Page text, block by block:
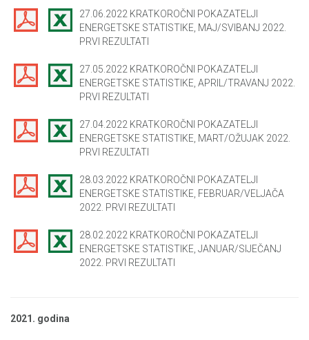
27.06.2022 KRATKOROČNI POKAZATELJI
ENERGETSKE STATISTIKE, MAJ/SVIBANJ 2022.
PRVI REZULTATI
27.05.2022 KRATKOROČNI POKAZATELJI
ENERGETSKE STATISTIKE, APRIL/TRAVANJ 2022.
PRVI REZULTATI
27.04.2022 KRATKOROČNI POKAZATELJI
ENERGETSKE STATISTIKE, MART/OŽUJAK 2022.
PRVI REZULTATI
28.03.2022 KRATKOROČNI POKAZATELJI
ENERGETSKE STATISTIKE, FEBRUAR/VELJAČA
2022. PRVI REZULTATI
28.02.2022 KRATKOROČNI POKAZATELJI
ENERGETSKE STATISTIKE, JANUAR/SIJEČANJ
2022. PRVI REZULTATI
2021. godina